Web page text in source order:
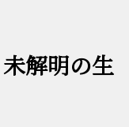
解明の生